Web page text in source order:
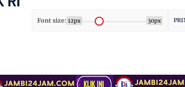
Font size: 12px 30px